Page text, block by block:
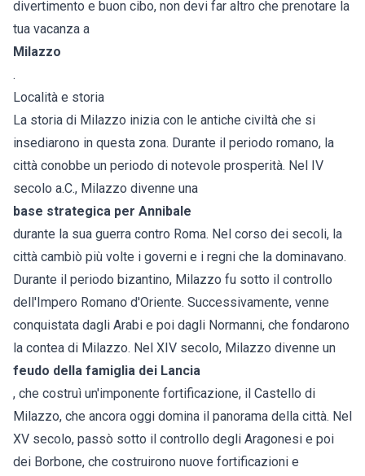
divertimento e buon cibo, non devi far altro che prenotare la
tua vacanza a
Milazzo
.
Località e storia
La storia di Milazzo inizia con le antiche civiltà che si
insediarono in questa zona. Durante il periodo romano, la
città conobbe un periodo di notevole prosperità. Nel IV
secolo a.C., Milazzo divenne una
base strategica per Annibale
durante la sua guerra contro Roma. Nel corso dei secoli, la
città cambiò più volte i governi e i regni che la dominavano.
Durante il periodo bizantino, Milazzo fu sotto il controllo
dell'Impero Romano d'Oriente. Successivamente, venne
conquistata dagli Arabi e poi dagli Normanni, che fondarono
la contea di Milazzo. Nel XIV secolo, Milazzo divenne un
feudo della famiglia dei Lancia
, che costruì un'imponente fortificazione, il Castello di
Milazzo, che ancora oggi domina il panorama della città. Nel
XV secolo, passò sotto il controllo degli Aragonesi e poi
dei Borbone, che costruirono nuove fortificazioni e